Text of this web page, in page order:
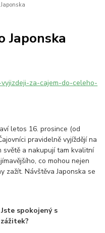
Japonska
za-cajem-do-celeho-
letos 16. prosince (od
pravidelně vyjíždějí na
světě a nakupují tam kvalitní
co mohou nejen
zažít. Návštěva Japonska se
spokojený s